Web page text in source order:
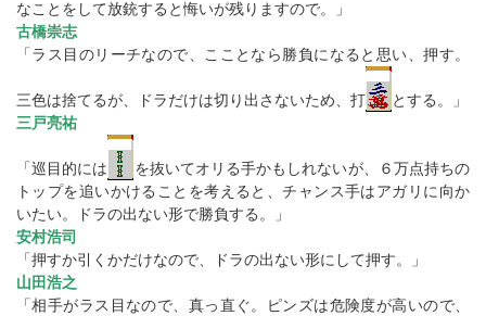
なことをして放銃すると悔いが残りますので。」
古橋崇志
「ラス目のリーチなので、こことなら勝負になると思い、押す。
三色は捨てるが、ドラだけは切り出さないため、打
とする。」
三戸亮祐
「巡目的には
を抜いてオリる手かもしれないが、６万点持ちの
トップを追いかけることを考えると、チャンス手はアガリに向か
いたい。ドラの出ない形で勝負する。」
安村浩司
「押すか引くかだけなので、ドラの出ない形にして押す。」
山田浩之
「相手がラス目なので、真っ直ぐ。ピンズは危険度が高いので、